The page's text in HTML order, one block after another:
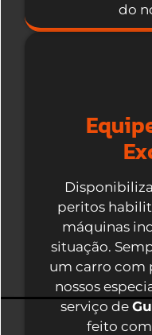
do
peritos
máquinas
situação.
um carro com
nossos
serviço de
feito